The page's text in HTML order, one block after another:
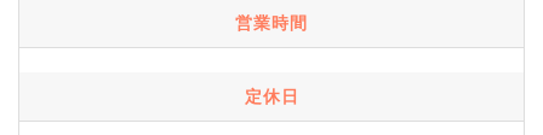
営業時間
定休日